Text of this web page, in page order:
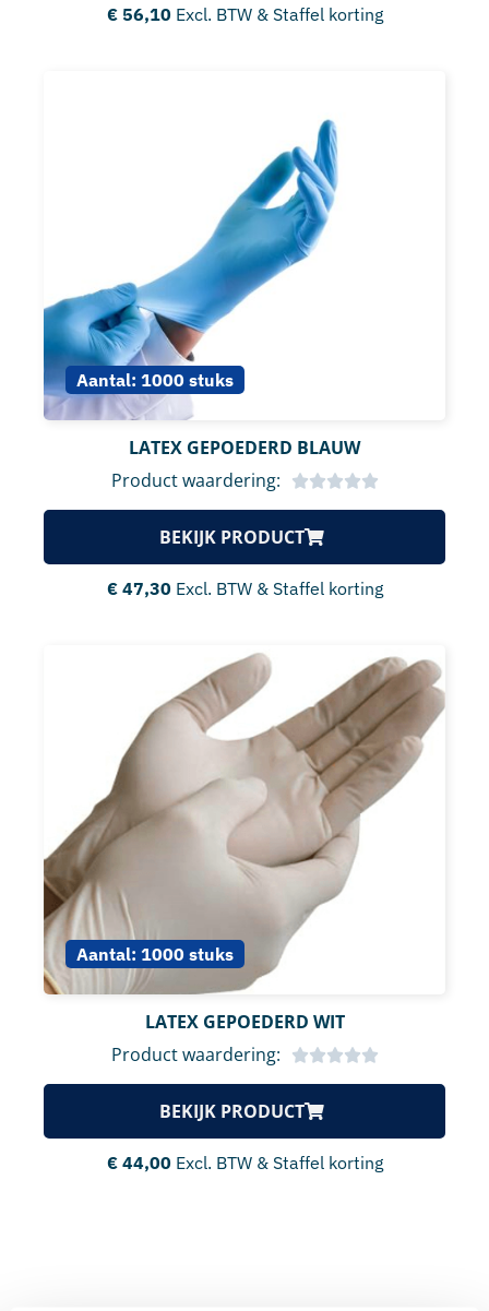
€56,10 Excl. BTW & Staffel korting
Aantal: 1000 stuks
LATEX GEPOEDERD BLAUW
Product waardering:
BEKIJK PRODUCT
€47,30 Excl. BTW & Staffel korting
Aantal: 1000 stuks
LATEX GEPOEDERD WIT
Product waardering:
BEKIJK PRODUCT
€44,00 Excl. BTW & Staffel korting